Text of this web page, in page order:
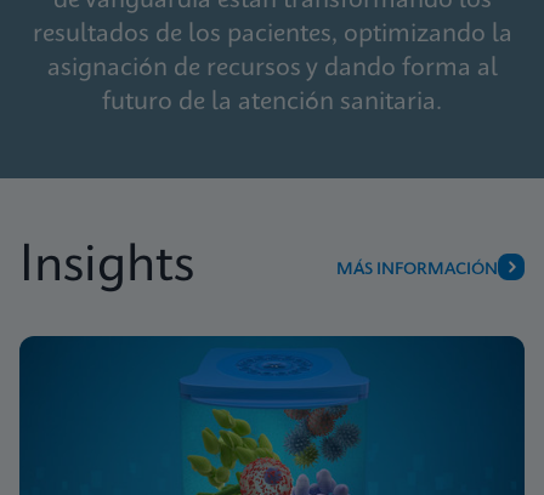
resultados de los pacientes, optimizando la
asignación de recursos y dando forma al
futuro de la atención sanitaria.
Insights MÁS INFORMACIÓN